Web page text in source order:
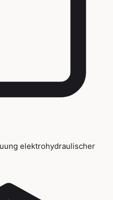
elektrohydraulischer